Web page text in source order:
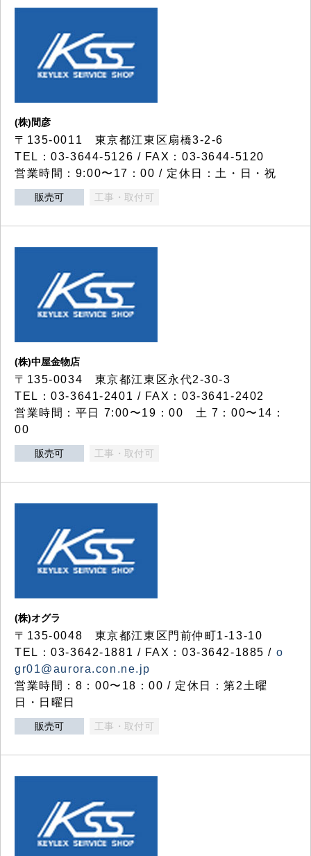
(株)間彦
〒135-0011 東京都江東区扇橋3-2-6
TEL：03-3644-5126 / FAX：03-3644-5120
営業時間：9:00〜17：00 / 定休日：土・日・祝
販売可 工事・取付可
(株)中屋金物店
〒135-0034 東京都江東区永代2-30-3
TEL：03-3641-2401 / FAX：03-3641-2402
営業時間：平日 7:00〜19：00 土 7：00〜14：
00
販売可 工事・取付可
(株)オグラ
〒135-0048 東京都江東区門前仲町1-13-10
TEL：03-3642-1881 / FAX：03-3642-1885 / o
gr01@aurora.con.ne.jp
営業時間：8：00〜18：00 / 定休日：第2土曜
日・日曜日
販売可 工事・取付可